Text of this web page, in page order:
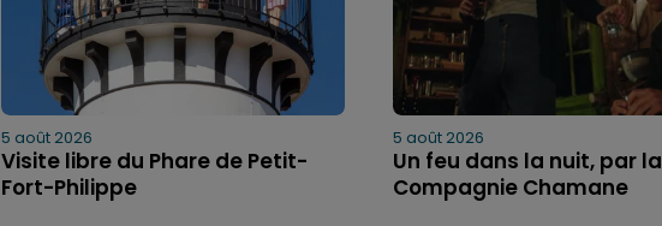
5 août 2026
Visite libre du Phare de Petit-
Fort-Philippe
5 août 2026
Un feu dans la nuit, par la
Compagnie Chamane